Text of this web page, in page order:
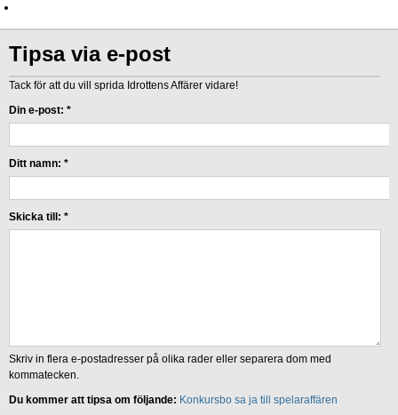
Tipsa via e-post
Tack för att du vill sprida Idrottens Affärer vidare!
Din e-post: *
Ditt namn: *
Skicka till: *
Skriv in flera e-postadresser på olika rader eller separera dom med
kommatecken.
Du kommer att tipsa om följande: Konkursbo sa ja till spelaraffären